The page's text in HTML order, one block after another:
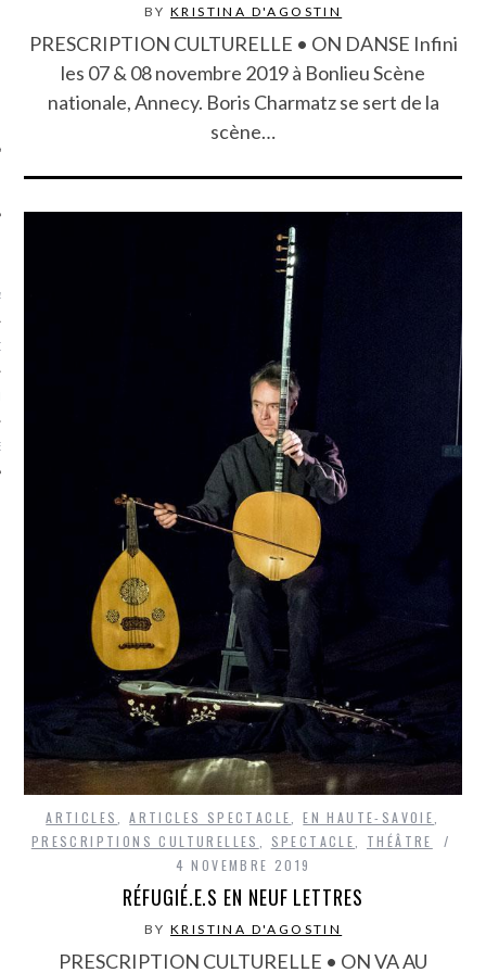
CARAVELLE
PODCAST
BY KRISTINA D'AGOSTIN
PRESCRIPTION CULTURELLE • ON DANSE Infini
les 07 & 08 novembre 2019 à Bonlieu Scène
nationale, Annecy. Boris Charmatz se sert de la
scène…
ARTICLES ,ARTICLES SPECTACLE ,EN HAUTE-SAVOIE
PRESCRIPTIONS CULTURELLES
SPECTACLE
THÉÂTRE
4 NOVEMBRE 2019
RÉFUGIÉ.E.S EN NEUF LETTRES
BY KRISTINA D'AGOSTIN
PRESCRIPTION CULTURELLE • ON VA AU